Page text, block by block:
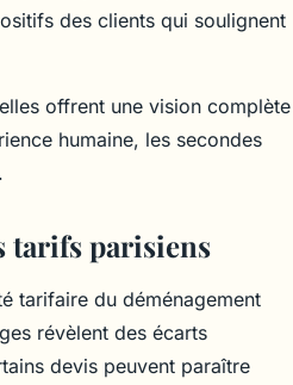
des clients qui soulignent
offrent une vision complète
humaine, les secondes
tarifs parisiens
tarifaire du déménagement
révèlent des écarts
devis peuvent paraître